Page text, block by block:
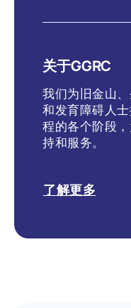
关于GGRC
我们为旧金山
和发育障碍人
程的各个阶段
持和服务。
了解更多